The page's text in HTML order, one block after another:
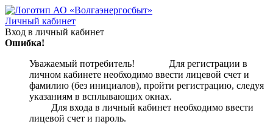
Личный кабинет
Вход в личный кабинет
Ошибка!
Уважаемый потребитель! Для регистрации в
личном кабинете необходимо ввести лицевой счет и
фамилию (без инициалов), пройти регистрацию, следуя
указаниям в всплывающих окнах.
Для входа в личный кабинет необходимо ввести
лицевой счет и пароль.